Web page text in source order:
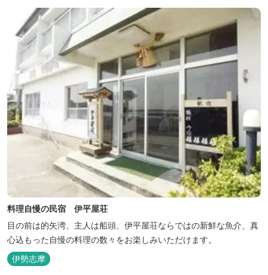
料理自慢の民宿 伊平屋荘
目の前は的矢湾、主人は船頭、伊平屋荘ならではの新鮮な魚介、真
心込もった自慢の料理の数々をお楽しみいただけます。
伊勢志摩